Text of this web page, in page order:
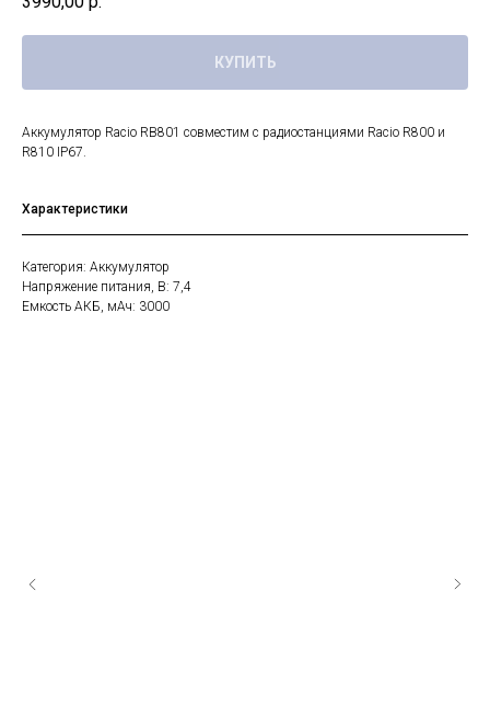
КУПИТЬ
Аккумулятор Racio RB801 совместим с радиостанциями Racio R800 и
R810 IP67.
Характеристики
Категория: Аккумулятор
Напряжение питания, В: 7,4
Емкость АКБ, мАч: 3000